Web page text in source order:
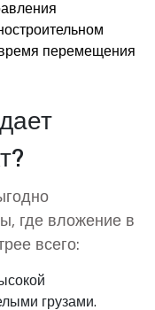
время перемещения
где вложение в
всего:
грузами.